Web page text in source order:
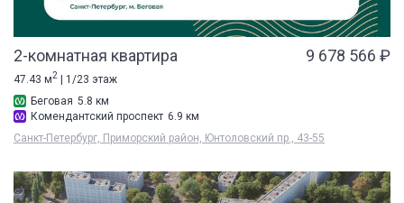
2-комнатная квартира 9 678 566 ₽
47.43 м2 | 1/23 этаж
Беговая 5.8 км
Комендантский проспект 6.9 км
Санкт-Петербург, Приморский район, Юнтоловский пр., 43-55